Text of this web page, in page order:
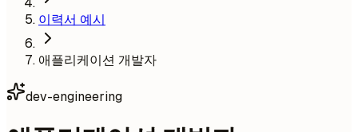
이력서 예시
애플리케이션 개발자
dev-engineering